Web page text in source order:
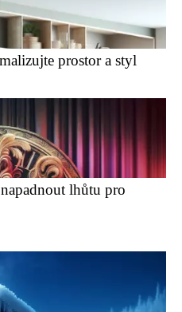
prostor a styl
lhůtu pro